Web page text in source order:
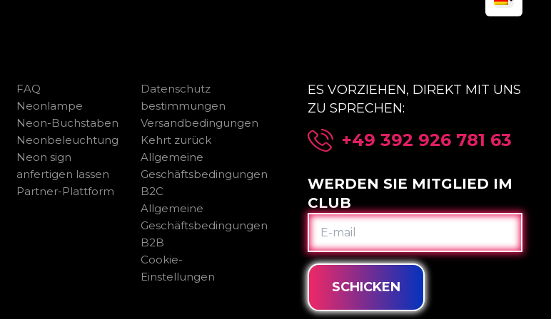
FAQ
Neonlampe
Neon-Buchstaben
Neonbeleuchtung
Neon sign
anfertigen lassen
Partner-Plattform
Datenschutz
bestimmungen
Versandbedingungen
Kehrt zurück
Allgemeine
Geschäftsbedingungen
B2C
Allgemeine
Geschäftsbedingungen
B2B
Cookie-
Einstellungen
ES VORZIEHEN, DIREKT MIT UNS
ZU SPRECHEN:
+49 392 926 781 63
WERDEN SIE MITGLIED IM
CLUB
E-
MAIL
SCHICKEN